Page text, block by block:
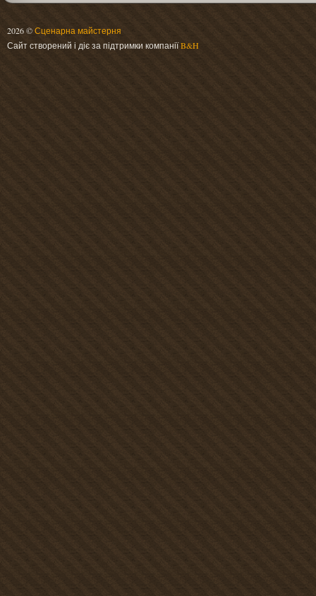
2026 ©Сценарна майстерня
Сайт створений і діє за підтримки компаніїB&H